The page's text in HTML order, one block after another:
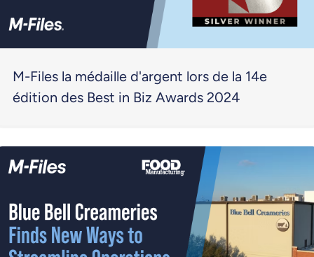
M-Files la médaille d'argent lors de la 14e
édition des Best in Biz Awards 2024